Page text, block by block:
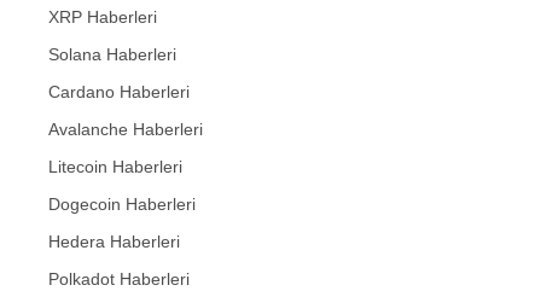
XRP Haberleri
Solana Haberleri
Cardano Haberleri
Avalanche Haberleri
Litecoin Haberleri
Dogecoin Haberleri
Hedera Haberleri
Polkadot Haberleri